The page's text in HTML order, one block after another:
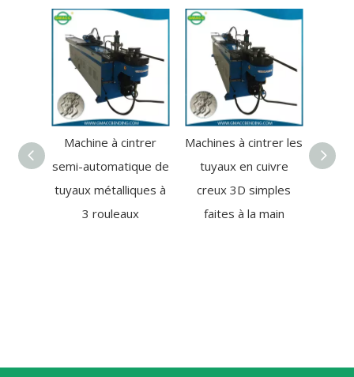
Machine à cintrer
semi-automatique de
tuyaux métalliques à
3 rouleaux
Machines à cintrer les
tuyaux en cuivre
creux 3D simples
faites à la main